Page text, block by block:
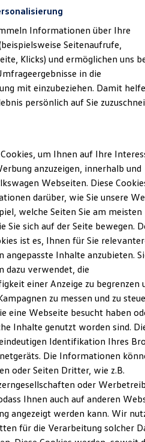
Schlussrate
Garantien
bei Volkswagen
ID. Modelle
Winter
Lebensdauer
6
und Updates
zu Ihrem ID.
& Rechtliches)
Service
nutzen?
einen anderen
Der Economy
Modelle
als vier Jahre sind. Er
Leistungsspektrum mit
und hoher
sind durch
Teile und langjährige
abgestimmt und
ab. Die Preise sind
Fahrzeugs ausgelegt. Bei
Informationen über Ihre
Seitenaufrufe,
Klicks) und ermöglichen uns
in die
mit einzubeziehen. Damit
persönlich auf Sie
um Ihnen auf Ihre
anzuzeigen, innerhalb und
Webseiten. Diese
darüber, wie Sie unsere
welche Seiten Sie am meisten
Sie sich auf der Seite bewegen.
ist es, Ihnen für Sie
angepasste Inhalte anzubieten.
dazu verwendet, die
einer Anzeige zu begrenzen
zu messen und zu
eine Webseite besucht haben
Inhalte genutzt worden sind.
Identifikation Ihres
Die Informationen
oder Seiten Dritter, wie z.B.
oder
Ihnen auch auf anderen
angezeigt werden kann. Wir
für die Verarbeitung solcher